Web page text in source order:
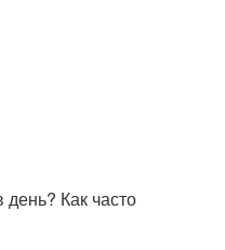
Как часто